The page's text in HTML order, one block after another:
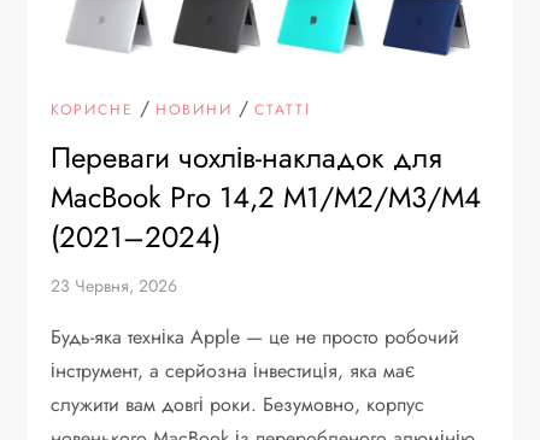
КОРИСНЕ / НОВИНИ /СТАТТІ
Переваги чохлів-накладок для
MacBook Pro 14,2 M1/M2/M3/M4
(2021–2024)
23 Червня, 2026
Будь-яка техніка Apple — це не просто робочий
інструмент, а серйозна інвестиція, яка має
служити вам довгі роки. Безумовно, корпус